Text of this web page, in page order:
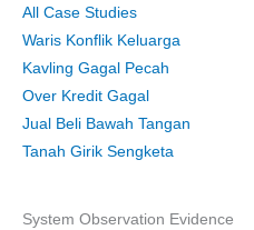
All Case Studies
Waris Konflik Keluarga
Kavling Gagal Pecah
Over Kredit Gagal
Jual Beli Bawah Tangan
Tanah Girik Sengketa
System Observation Evidence